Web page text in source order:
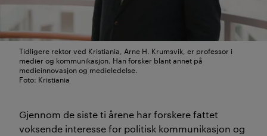
Tidligere rektor ved Kristiania, Arne H. Krumsvik, er professor i
medier og kommunikasjon. Han forsker blant annet på
medieinnovasjon og medieledelse.
Foto: Kristiania
Gjennom de siste ti årene har forskere fattet
voksende interesse for politisk kommunikasjon og